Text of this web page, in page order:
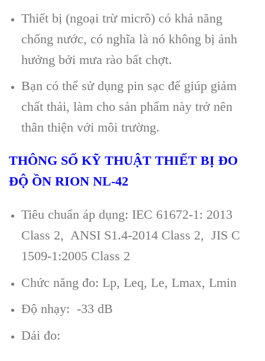
Thiết bị (ngoại trừ micrô) có khả năng
chống nước, có nghĩa là nó không bị ảnh
hưởng bởi mưa rào bất chợt.
Bạn có thể sử dụng pin sạc để giúp giảm
chất thải, làm cho sản phẩm này trở nên
thân thiện với môi trường.
THÔNG SỐ KỸ THUẬT THIẾT BỊ ĐO
ĐỘ ỒN RION NL-42
Tiêu chuẩn áp dụng: IEC 61672-1: 2013
Class 2, ANSI S1.4-2014 Class 2, JIS C
1509-1:2005 Class 2
Chức năng đo: Lp, Leq, Le, Lmax, Lmin
Độ nhạy: -33 dB
Dải đo: